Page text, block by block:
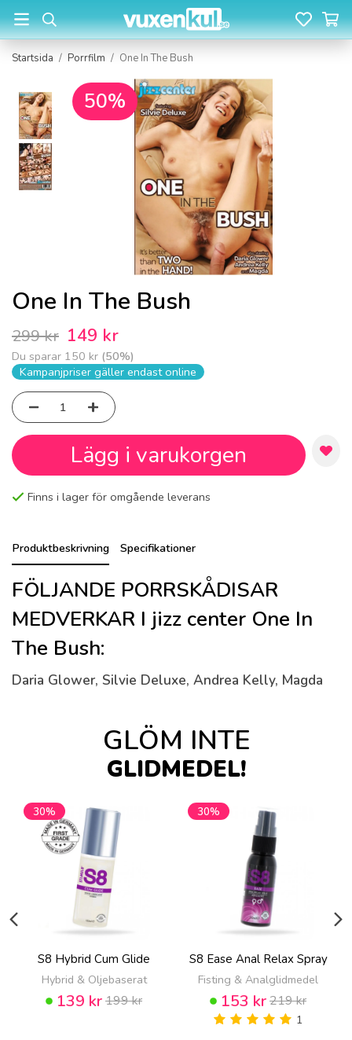
Startsida / Porrfilm / One In The Bush
50%
One In The Bush
299 kr 149 kr
Du sparar 150 kr (50%)
Kampanjpriser gäller endast online
Lägg i varukorgen
Finns i lager för omgående leverans
Produktbeskrivning Specifikationer
FÖLJANDE PORRSKÅDISAR
MEDVERKAR I jizz center One In
The Bush:
Daria Glower, Silvie Deluxe, Andrea Kelly, Magda
GLÖM INTE
GLIDMEDEL!
30%
S8 Hybrid Cum Glide
Hybrid & Oljebaserat
139 kr199 kr
30%
S8 Ease Anal Relax Spray
Fisting & Analglidmedel
153 kr219 kr
1